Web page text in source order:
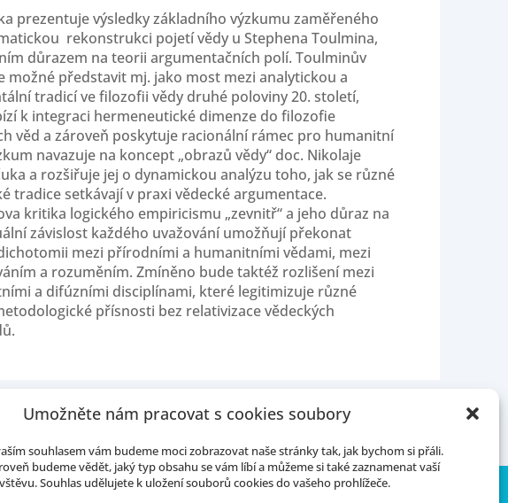
Umožněte nám pracovat s cookies soubory
souhlasem vám budeme moci zobrazovat naše stránky tak, jak bychom si přáli.
budeme vědět, jaký typ obsahu se vám líbí a můžeme si také zaznamenat vaší
Souhlas udělujete k uložení souborů cookies do vašeho prohlížeče.
prezentuje výsledky základního výzkumu zaměřeného
rekonstrukci pojetí vědy u Stephena Toulmina,
důrazem na teorii argumentačních polí. Toulminův
možné představit mj. jako most mezi analytickou a
tradicí ve filozofii vědy druhé poloviny 20. století,
k integraci hermeneutické dimenze do filozofie
věd a zároveň poskytuje racionální rámec pro humanitní
navazuje na koncept „obrazů vědy“ doc. Nikolaje
a rozšiřuje jej o dynamickou analýzu toho, jak se různé
tradice setkávají v praxi vědecké argumentace.
kritika logického empiricismu „zevnitř“ a jeho důraz na
závislost každého uvažování umožňují překonat
mezi přírodními a humanitními vědami, mezi
a rozuměním. Zmíněno bude taktéž rozlišení mezi
a difúzními disciplínami, které legitimizuje různé
přísnosti bez relativizace vědeckých